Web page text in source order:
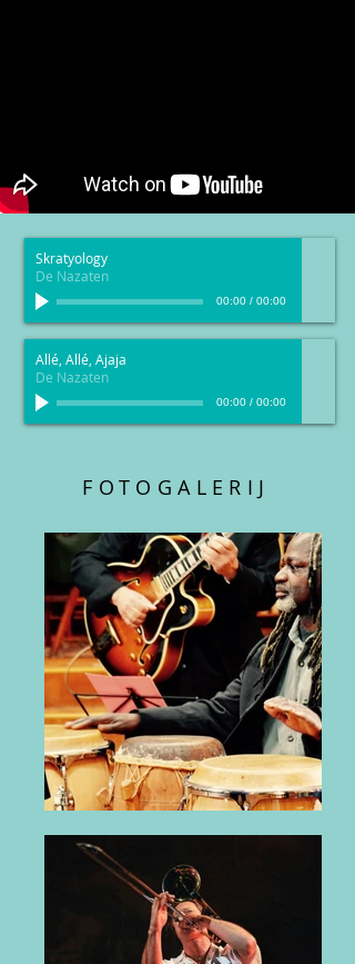
FOTOGALERIJ
Skratyology
De Nazaten
00:00/ 00:00
Allé, Allé, Ajaja
De Nazaten
00:00/ 00:00